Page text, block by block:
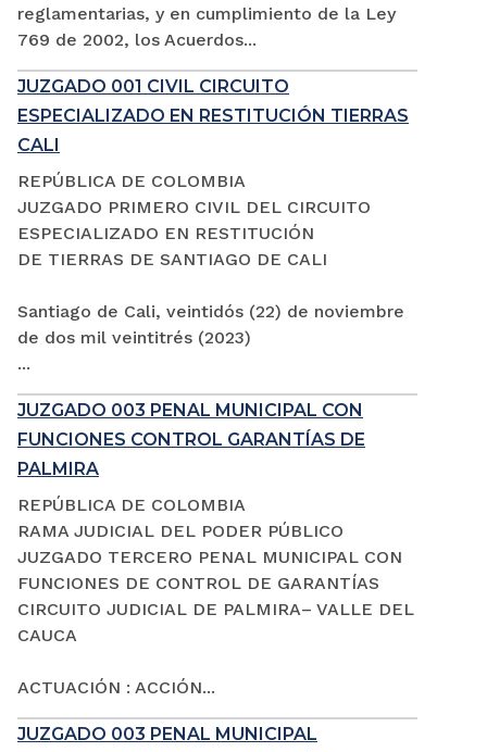
reglamentarias, y en cumplimiento de la Ley
769 de 2002, los Acuerdos...
JUZGADO 001 CIVIL CIRCUITO
ESPECIALIZADO EN RESTITUCIÓN TIERRAS
CALI
REPÚBLICA DE COLOMBIA
JUZGADO PRIMERO CIVIL DEL CIRCUITO
ESPECIALIZADO EN RESTITUCIÓN
DE TIERRAS DE SANTIAGO DE CALI
Santiago de Cali, veintidós (22) de noviembre
de dos mil veintitrés (2023)
...
JUZGADO 003 PENAL MUNICIPAL CON
FUNCIONES CONTROL GARANTÍAS DE
PALMIRA
REPÚBLICA DE COLOMBIA
RAMA JUDICIAL DEL PODER PÚBLICO
JUZGADO TERCERO PENAL MUNICIPAL CON
FUNCIONES DE CONTROL DE GARANTÍAS
CIRCUITO JUDICIAL DE PALMIRA– VALLE DEL
CAUCA
ACTUACIÓN : ACCIÓN...
JUZGADO 003 PENAL MUNICIPAL